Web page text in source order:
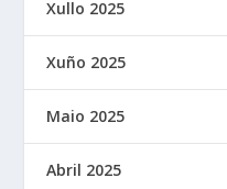
Xullo 2025
Xuño 2025
Maio 2025
Abril 2025